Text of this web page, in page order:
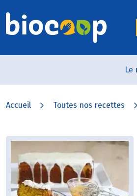
Le
Accueil Toutes nos recettes